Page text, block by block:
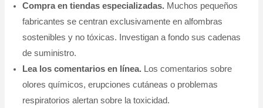
Compra en tiendas especializadas. Muchos pequeños
fabricantes se centran exclusivamente en alfombras
sostenibles y no tóxicas. Investigan a fondo sus cadenas
de suministro.
Lea los comentarios en línea. Los comentarios sobre
olores químicos, erupciones cutáneas o problemas
respiratorios alertan sobre la toxicidad.